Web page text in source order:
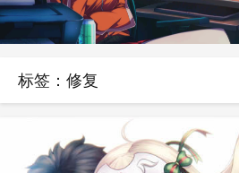
标签：修复